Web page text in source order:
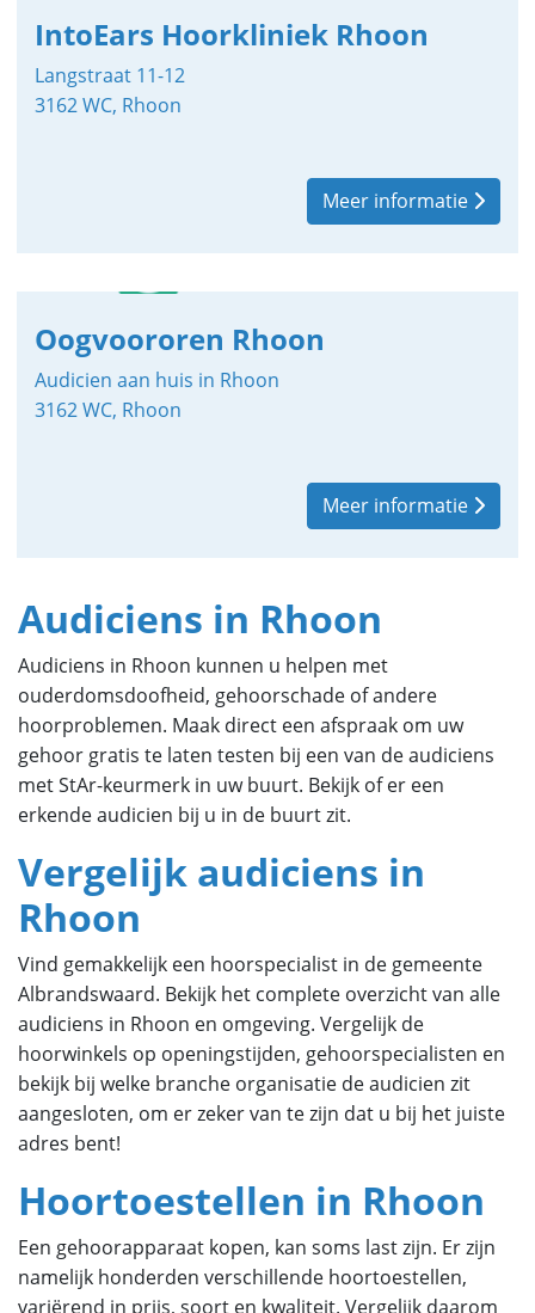
IntoEars Hoorkliniek Rhoon
Langstraat 11-12
3162 WC, Rhoon
Meer informatie
Oogvoororen Rhoon
Audicien aan huis in Rhoon
3162 WC, Rhoon
Meer informatie
Audiciens in Rhoon
Audiciens in Rhoon kunnen u helpen met
ouderdomsdoofheid, gehoorschade of andere
hoorproblemen. Maak direct een afspraak om uw
gehoor gratis te laten testen bij een van de audiciens
met StAr-keurmerk in uw buurt. Bekijk of er een
erkende audicien bij u in de buurt zit.
Vergelijk audiciens in
Rhoon
Vind gemakkelijk een hoorspecialist in de gemeente
Albrandswaard. Bekijk het complete overzicht van alle
audiciens in Rhoon en omgeving. Vergelijk de
hoorwinkels op openingstijden, gehoorspecialisten en
bekijk bij welke branche organisatie de audicien zit
aangesloten, om er zeker van te zijn dat u bij het juiste
adres bent!
Hoortoestellen in Rhoon
Een gehoorapparaat kopen, kan soms last zijn. Er zijn
namelijk honderden verschillende hoortoestellen,
variërend in prijs, soort en kwaliteit. Vergelijk daarom